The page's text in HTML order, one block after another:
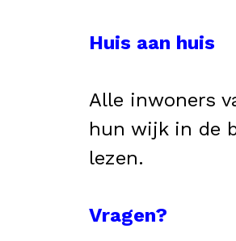
Huis aan huis
Alle inwoners
hun wijk in de
lezen.
Vragen?